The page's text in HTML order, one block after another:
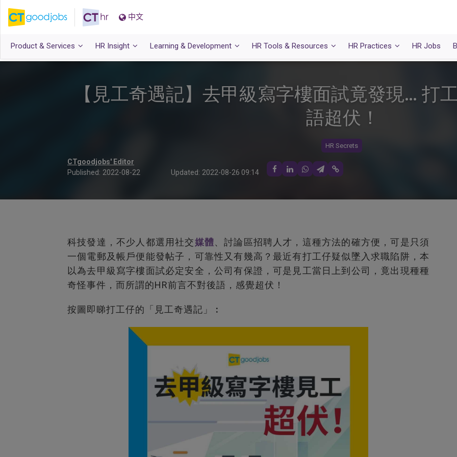
中文
Product & Services HR Insight Learning & Development HR Tools & Resources HR Practices HR Jobs
【見工奇遇記】去甲級寫字樓面試竟發現… 打
語超伏！
HR Secrets
CTgoodjobs' Editor
Published: 2022-08-22 Updated: 2022-08-26 09:14
科技發達，不少人都選用社交媒體、討論區招聘人才，這種方法的確方便，可是只須
一個電郵及帳戶便能發帖子，可靠性又有幾高？最近有打工仔疑似墜入求職陷阱，本
以為去甲級寫字樓面試必定安全，公司有保證，可是見工當日上到公司，竟出現種種
奇怪事件，而所謂的HR前言不對後語，感覺超伏！
按圖即睇打工仔的「見工奇遇記」︰